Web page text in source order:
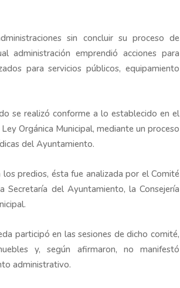
sin concluir su proceso de
emprendió acciones para
para servicios públicos, equipamiento
se realizó conforme a lo establecido en el
Orgánica Municipal, mediante un proceso
del Ayuntamiento.
predios, ésta fue analizada por el Comité
del Ayuntamiento, la Consejería
participó en las sesiones de dicho comité,
y, según afirmaron, no manifestó
administrativo.